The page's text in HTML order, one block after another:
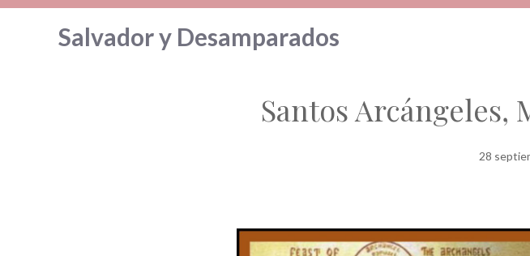
Saltar
Salvador y Desamparados
Santos Arcángeles,
28